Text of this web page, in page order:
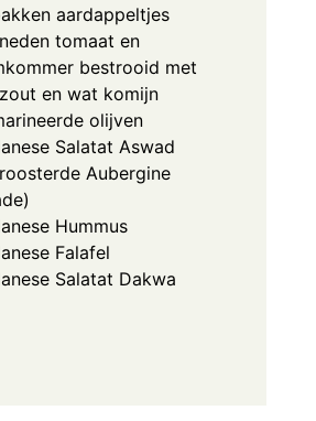
aardappeltjes
tomaat en
bestrooid met
en wat komijn
olijven
Salatat Aswad
Aubergine
Hummus
Falafel
Salatat Dakwa